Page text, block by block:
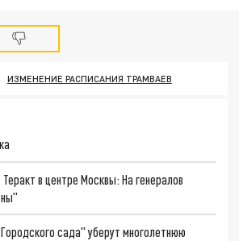
ИЗМЕНЕНИЕ РАСПИСАНИЯ ТРАМВАЕВ
в центре Москвы: На генералов
сада" уберут многолетнюю